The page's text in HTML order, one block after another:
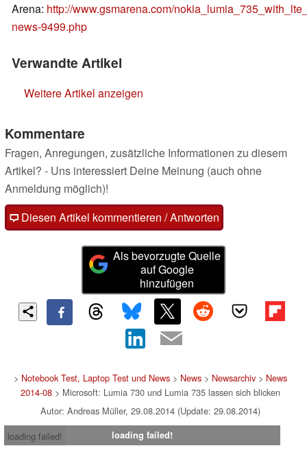
Arena: http://www.gsmarena.com/
news-9499.php
Verwandte Artikel
Weitere Artikel anzeigen
Kommentare
Fragen, Anregungen, zusätzliche Informationen zu diesem
Artikel? - Uns interessiert Deine Meinung (auch ohne
Anmeldung möglich)!
Diesen Artikel kommentieren / Antworten
Als bevorzugte Quelle
auf Google
hinzufügen
> Notebook Test, Laptop Test und News> News> Newsarchiv> News
2014-08> Microsoft: Lumia 730 und Lumia 735 lassen sich blicken
Autor: Andreas Müller, 29.08.2014 (Update: 29.08.2014)
loading failed!
loading failed!